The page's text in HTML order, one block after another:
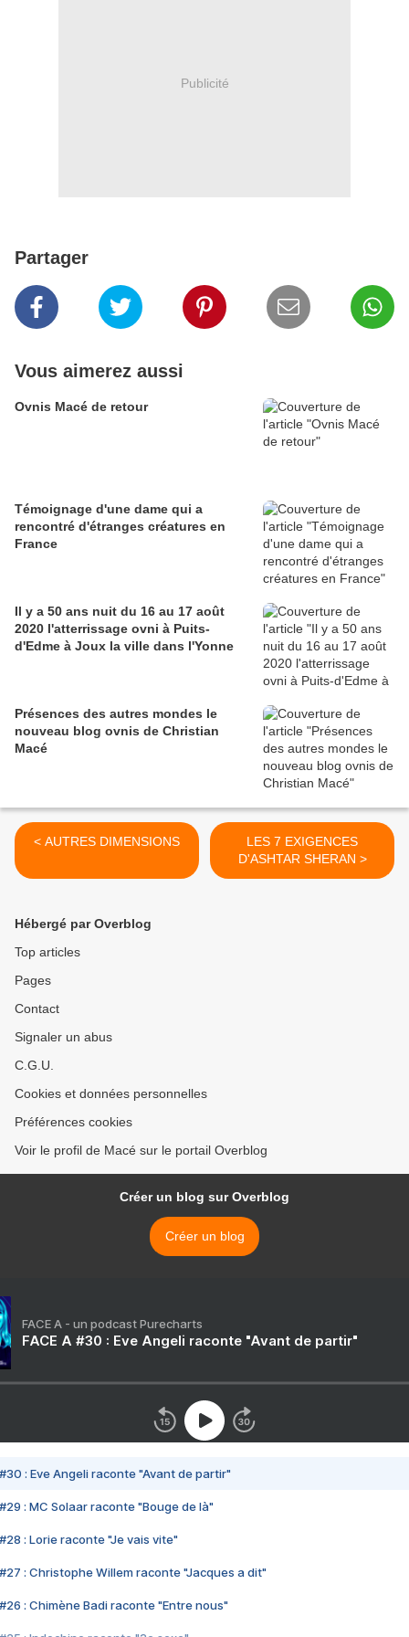
Publicité
Partager
Vous aimerez aussi
Ovnis Macé de retour
Témoignage d'une dame qui a
rencontré d'étranges créatures en
France
Il y a 50 ans nuit du 16 au 17 août
2020 l'atterrissage ovni à Puits-
d'Edme à Joux la ville dans l'Yonne
Présences des autres mondes le
nouveau blog ovnis de Christian
Macé
< AUTRES DIMENSIONS
LES 7 EXIGENCES
D'ASHTAR SHERAN >
Hébergé par Overblog
Top articles
Pages
Contact
Signaler un abus
C.G.U.
Cookies et données personnelles
Préférences cookies
Voir le profil de Macé sur le portail Overblog
Créer un blog sur Overblog
Créer un blog
FACE A - un podcast Purecharts
FACE A #30 : Eve Angeli raconte "Avant de partir"
#30 : Eve Angeli raconte "Avant de partir"
#29 : MC Solaar raconte "Bouge de là"
#28 : Lorie raconte "Je vais vite"
#27 : Christophe Willem raconte "Jacques a dit"
#26 : Chimène Badi raconte "Entre nous"